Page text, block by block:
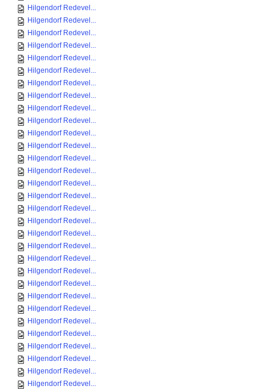
Hilgendorf Redevel...
Hilgendorf Redevel...
Hilgendorf Redevel...
Hilgendorf Redevel...
Hilgendorf Redevel...
Hilgendorf Redevel...
Hilgendorf Redevel...
Hilgendorf Redevel...
Hilgendorf Redevel...
Hilgendorf Redevel...
Hilgendorf Redevel...
Hilgendorf Redevel...
Hilgendorf Redevel...
Hilgendorf Redevel...
Hilgendorf Redevel...
Hilgendorf Redevel...
Hilgendorf Redevel...
Hilgendorf Redevel...
Hilgendorf Redevel...
Hilgendorf Redevel...
Hilgendorf Redevel...
Hilgendorf Redevel...
Hilgendorf Redevel...
Hilgendorf Redevel...
Hilgendorf Redevel...
Hilgendorf Redevel...
Hilgendorf Redevel...
Hilgendorf Redevel...
Hilgendorf Redevel...
Hilgendorf Redevel...
Hilgendorf Redevel...